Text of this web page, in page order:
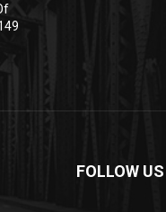
FOLLOW US